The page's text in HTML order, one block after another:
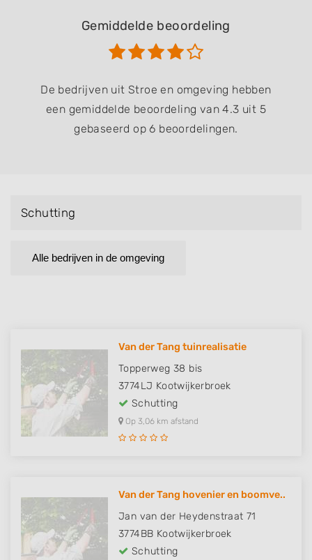
Gemiddelde beoordeling
De bedrijven uit Stroe en omgeving hebben
een gemiddelde beoordeling van 4.3 uit 5
gebaseerd op 6 beoordelingen.
Schutting
Alle bedrijven in de omgeving
Van der Tang tuinrealisatie
Topperweg 38 bis
3774LJ Kootwijkerbroek
Schutting
Op 3,06 km afstand
Van der Tang hovenier en boomve..
Jan van der Heydenstraat 71
3774BB Kootwijkerbroek
Schutting